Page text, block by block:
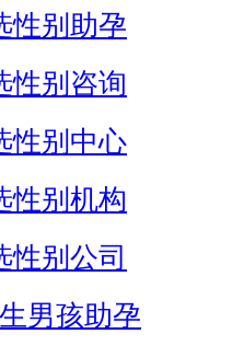
性别助孕
性别咨询
性别中心
性别机构
性别公司
男孩助孕